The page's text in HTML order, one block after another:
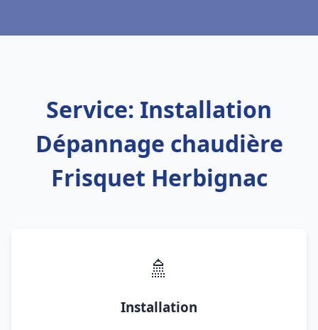
Service: Installation
Dépannage chaudière
Frisquet Herbignac
🚿
Installation